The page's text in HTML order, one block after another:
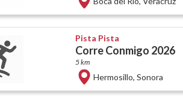
Pista Pista
Corre Conmigo 2026
5 km
Hermosillo, Sonora